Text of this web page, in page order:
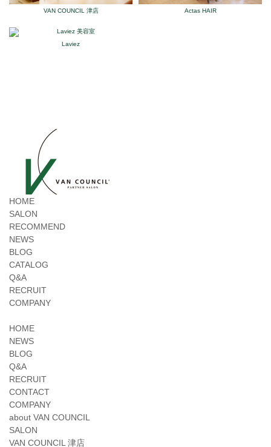
VAN COUNCIL 津店 Actas HAIR
Laviez
HOME
SALON
RECOMMEND
NEWS
BLOG
CATALOG
Q&A
RECRUIT
COMPANY
HOME
NEWS
BLOG
Q&A
RECRUIT
CONTACT
COMPANY
about VAN COUNCIL
SALON
VAN COUNCIL 津店